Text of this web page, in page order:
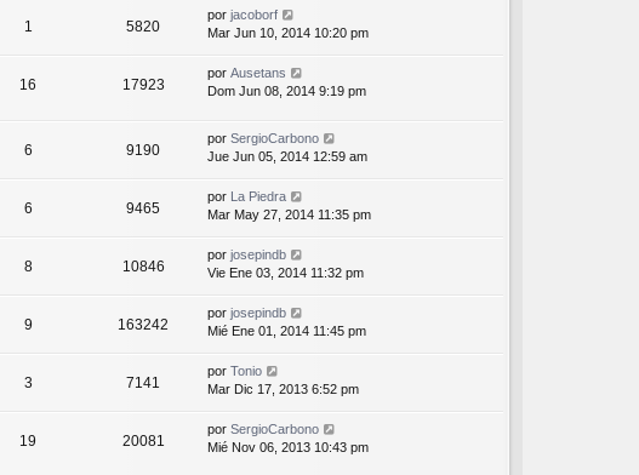
1 5820
por jacoborf
Mar Jun 10, 2014 10:20 pm
16 17923
por Ausetans
Dom Jun 08, 2014 9:19 pm
6 9190
por SergioCarbono
Jue Jun 05, 2014 12:59 am
6 9465
por La Piedra
Mar May 27, 2014 11:35 pm
8 10846
por josepindb
Vie Ene 03, 2014 11:32 pm
9 163242
por josepindb
Mié Ene 01, 2014 11:45 pm
3 7141
por Tonio
Mar Dic 17, 2013 6:52 pm
19 20081
por SergioCarbono
Mié Nov 06, 2013 10:43 pm